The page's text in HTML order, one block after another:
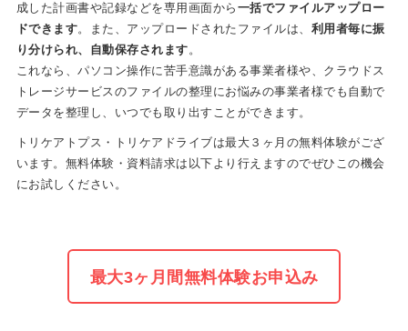
成した計画書や記録などを専用画面から 一括でファイルアップロー
ドできます。また、アップロードされたファイルは、 利用者毎に振
り分けられ、自動保存されます。
これなら、パソコン操作に苦手意識がある事業者様や、クラウドス
トレージサービスのファイルの整理にお悩みの事業者様でも自動で
データを整理し、いつでも取り出すことができます。
トリケアトプス・トリケアドライブは最大３ヶ月の無料体験がござ
います。無料体験・資料請求は以下より行えますのでぜひこの機会
にお試しください。
最大3ヶ月間無料体験お申込み